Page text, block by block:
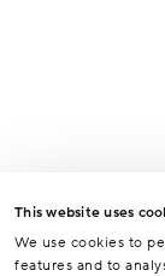
This website uses
We use cookies to
features and to